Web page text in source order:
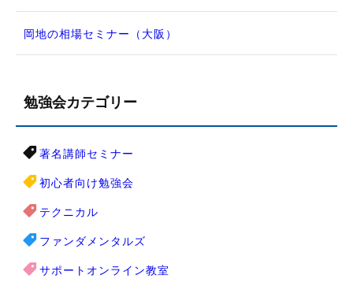
岡地の相場セミナー（大阪）
勉強会カテゴリー
著名講師セミナー
初心者向け勉強会
テクニカル
ファンダメンタルズ
サポートオンライン教室